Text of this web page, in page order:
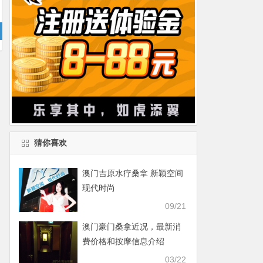
猜你喜欢
澳门吉原水疗桑拿 新颖空间
现代时尚
09/21
澳门豪门桑拿近况，最新消
费价格和按摩信息介绍
03/22